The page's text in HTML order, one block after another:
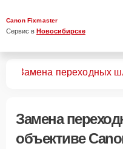
Canon Fixmaster
Сервис в Новосибирске
Замена переходных
Замена
объективе